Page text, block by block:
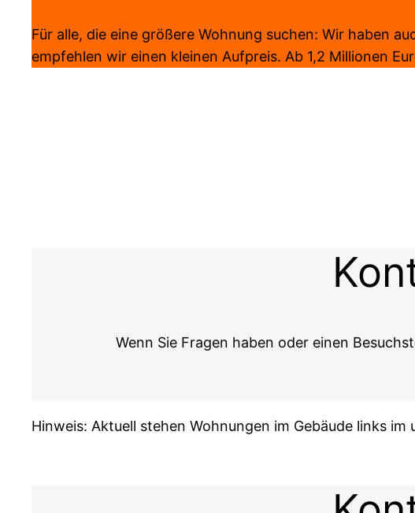
Für alle, die eine größere Wohnung suchen: Wir haben
empfehlen wir einen kleinen Aufpreis. Ab 1,2 Millionen
Wenn Sie Fragen haben oder einen
Hinweis: Aktuell stehen Wohnungen im Gebäude links